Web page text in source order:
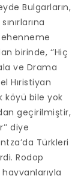
Bulgarların,
birinde, ‘’Hiç
ve Drama
Hıristiyan
köyü bile yok
geçirilmiştir,
diye
Türkleri
Rodop
hayvanlarıyla